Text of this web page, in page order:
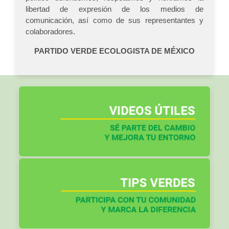
libertad de expresión de los medios de
comunicación, así como de sus representantes y
colaboradores.
PARTIDO VERDE ECOLOGISTA DE MÉXICO